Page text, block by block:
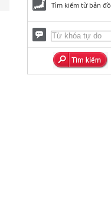
Tìm kiếm từ bản đồ